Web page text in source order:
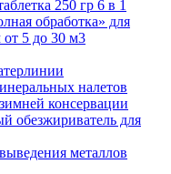
250 гр 6 в 1
обработка» для
от 5 до 30 м3
налетов
консервации
обезжириватель для
металлов